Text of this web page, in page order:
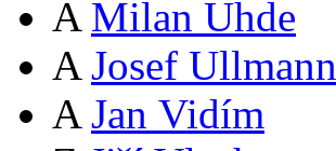
A Milan Uhde
A Josef Ullmann
A Jan Vidím